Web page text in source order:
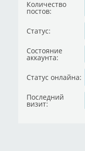
Количество
постов:
Статус:
Состояние
аккаунта:
Статус онлайна:
Последний
визит: